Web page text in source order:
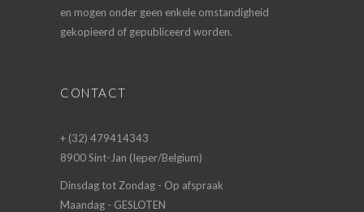
en mogen onder geen enkele omstandigheid
gekopieerd of gepubliceerd worden.
CONTACT
+ (32) 479414343
8900 Sint-Jan (Ieper/Belgium)
Dinsdag tot Zondag - Op afspraak
Maandag - GESLOTEN